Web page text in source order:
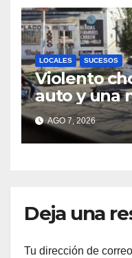
LOCALES SUCESOS
Violento
auto y una
Alvear:
tendida
AGO 7, 2026
Deja una
Tu dirección de